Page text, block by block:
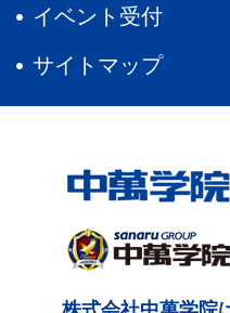
イベント受付
サイトマップ